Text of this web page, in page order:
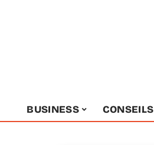
BUSINESS CONSEILS